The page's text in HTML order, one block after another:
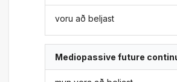
voru að beljast
Mediopassive future